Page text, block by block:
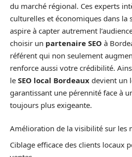
du marché régional. Ces experts
culturelles et économiques dans la
aspire à capter autrement
choisir un partenaire SEO à
référent qui non seulement
renforce aussi votre crédibilité.
le SEO local Bordeaux devient un
garantissant une pérennité face à
toujours plus exigeante.
Amélioration de la visibilité sur les
Ciblage efficace des clients locaux